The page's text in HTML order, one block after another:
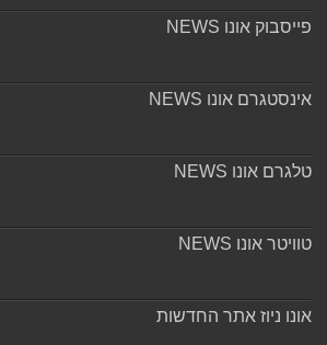
פייסבוק אונו NEWS
אינסטגרם אונו NEWS
טלגרם אונו NEWS
טוויטר אונו NEWS
אונו ניוז אתר החדשות